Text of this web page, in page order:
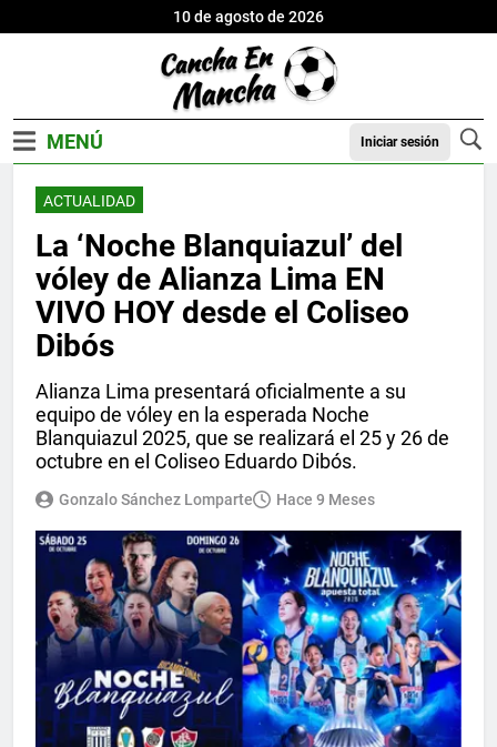
10 de agosto de 2026
Iniciar sesión
ACTUALIDAD
La ‘Noche Blanquiazul’ del
vóley de Alianza Lima EN
VIVO HOY desde el Coliseo
Dibós
Alianza Lima presentará oficialmente a su
equipo de vóley en la esperada Noche
Blanquiazul 2025, que se realizará el 25 y 26 de
octubre en el Coliseo Eduardo Dibós.
Gonzalo Sánchez Lomparte Hace 9 Meses